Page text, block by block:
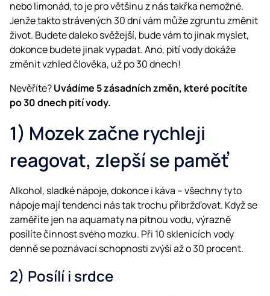
nebo limonád, to je pro většinu z nás takřka nemožné.
Jenže takto strávených 30 dní vám může zgruntu změnit
život. Budete daleko svěžejší, bude vám to jinak myslet,
dokonce budete jinak vypadat. Ano, pití vody dokáže
změnit vzhled člověka, už po 30 dnech!
Nevěříte?Uvádíme 5 zásadních změn, které pocítíte
po 30 dnech pití vody.
1) Mozek začne rychleji
reagovat, zlepší se paměť
Alkohol, sladké nápoje, dokonce i káva – všechny tyto
nápoje mají tendenci nás tak trochu přibržďovat. Když se
zaměříte jen na aquamaty na pitnou vodu, výrazně
posílíte činnost svého mozku. Při 10 sklenicích vody
denně se poznávací schopnosti zvýší až o 30 procent.
2) Posílí i srdce